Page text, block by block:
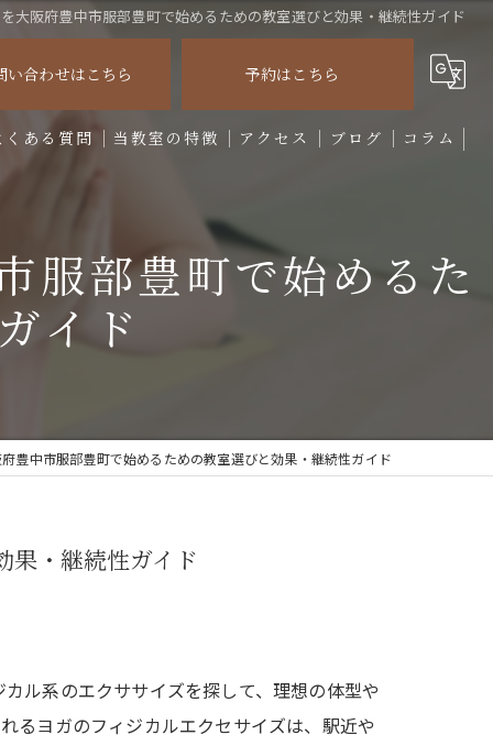
大阪府豊中市服部豊町で始めるための教室選びと効果・継続性ガイド
い合わせはこちら 予約はこちら
くある質問 当教室の特徴
リフレッシュ
姿勢
アクセス ブログ コラム
服部豊町で始めるた
イド
豊中市服部豊町で始めるための教室選びと効果・継続性ガイド
果・継続性ガイド
ル系のエクササイズを探して、理想の体型や
るヨガのフィジカルエクセサイズは、駅近や